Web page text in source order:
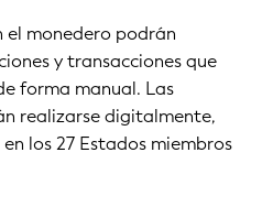
el monedero podrán
y transacciones que
forma manual. Las
realizarse digitalmente,
los 27 Estados miembros